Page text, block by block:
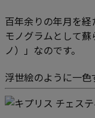
百年余りの年月を
モノグラムとして
ノ）」なのです。
浮世絵のように一色